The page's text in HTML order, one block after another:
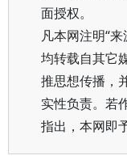
面授权。
凡本网注明“来
均转载自其它
推思想传播，
实性负责。若
指出，本网即